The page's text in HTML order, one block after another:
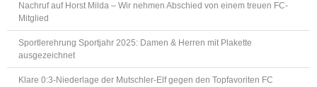
Nachruf auf Horst Milda – Wir nehmen Abschied von einem treuen FC-
Mitglied
Sportlerehrung Sportjahr 2025: Damen & Herren mit Plakette
ausgezeichnet
Klare 0:3-Niederlage der Mutschler-Elf gegen den Topfavoriten FC